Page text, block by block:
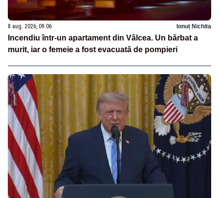
8 aug. 2026, 09:06 Ionuț Nichita
Incendiu într-un apartament din Vâlcea. Un bărbat a
murit, iar o femeie a fost evacuată de pompieri